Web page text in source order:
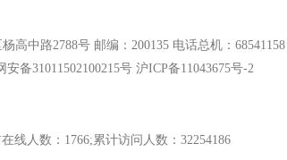
高中路2788号 邮编：200135 电话总机：68541158
安备31011502100215号 沪ICP备11043675号-2
线人数：1766;累计访问人数：32254186